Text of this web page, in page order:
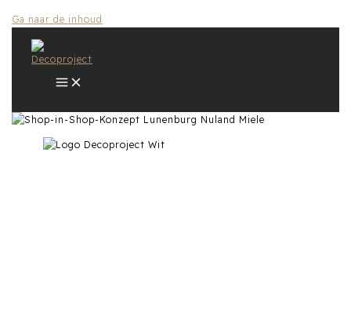
Ga naar de inhoud